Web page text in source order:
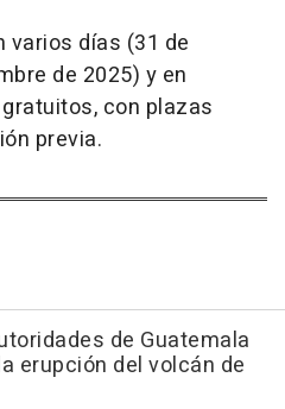
días (31 de
de 2025) y en
con plazas
previa.
de Guatemala
erupción del volcán de